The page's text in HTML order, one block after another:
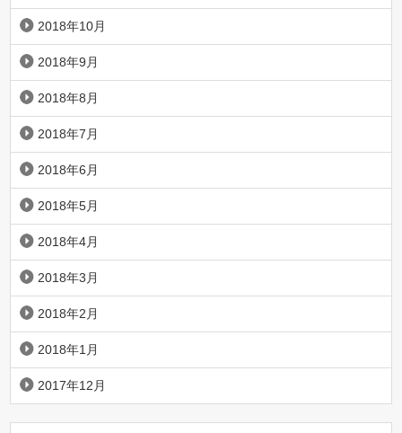
2018年10月
2018年9月
2018年8月
2018年7月
2018年6月
2018年5月
2018年4月
2018年3月
2018年2月
2018年1月
2017年12月